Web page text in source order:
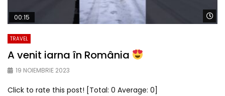
00:15
TRAVEL
A venit iarna în România
19 NOIEMBRIE 2023
Click to rate this post! [Total: 0 Average: 0]